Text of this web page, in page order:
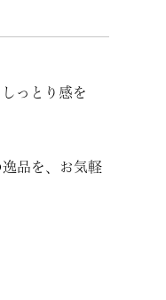
っとり感を
品を、お気軽